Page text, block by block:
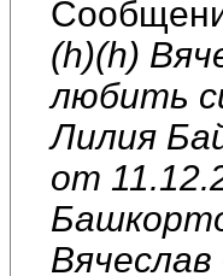
(h)(h)
любить
Лилия
от